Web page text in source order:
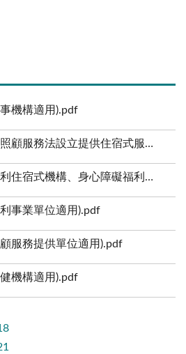
機構適用).pdf
提供住宿式服務之長期照顧服務機構及團體家屋適用).pdf
身心障礙福利住宿式機構、兒少安置及教養機構適用).pdf
事業單位適用).pdf
服務提供單位適用).pdf
機構適用).pdf